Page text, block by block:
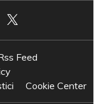
Feed
Cookie Center